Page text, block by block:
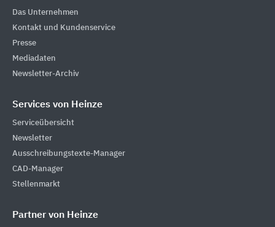
Das Unternehmen
Kontakt und Kundenservice
Presse
Mediadaten
Newsletter-Archiv
Services von Heinze
Serviceübersicht
Newsletter
Ausschreibungstexte-Manager
CAD-Manager
Stellenmarkt
Partner von Heinze